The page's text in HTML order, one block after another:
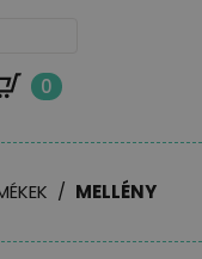
0
MELLÉNY